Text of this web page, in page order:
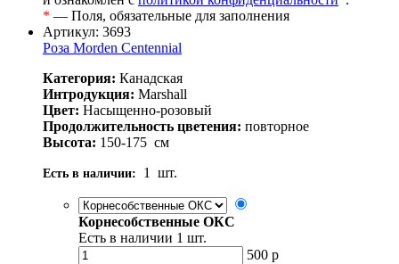
* — Поля, обязательные для заполнения
Артикул: 3693
Роза Morden Centennial
Категория: Канадская
Интродукция: Marshall
Цвет: Насыщенно-розовый
Продолжительность цветения: повторное
Высота: 150-175 см
Есть в наличии: 1 шт.
Корнесобственные ОКС
Есть в наличии 1 шт.
500 р